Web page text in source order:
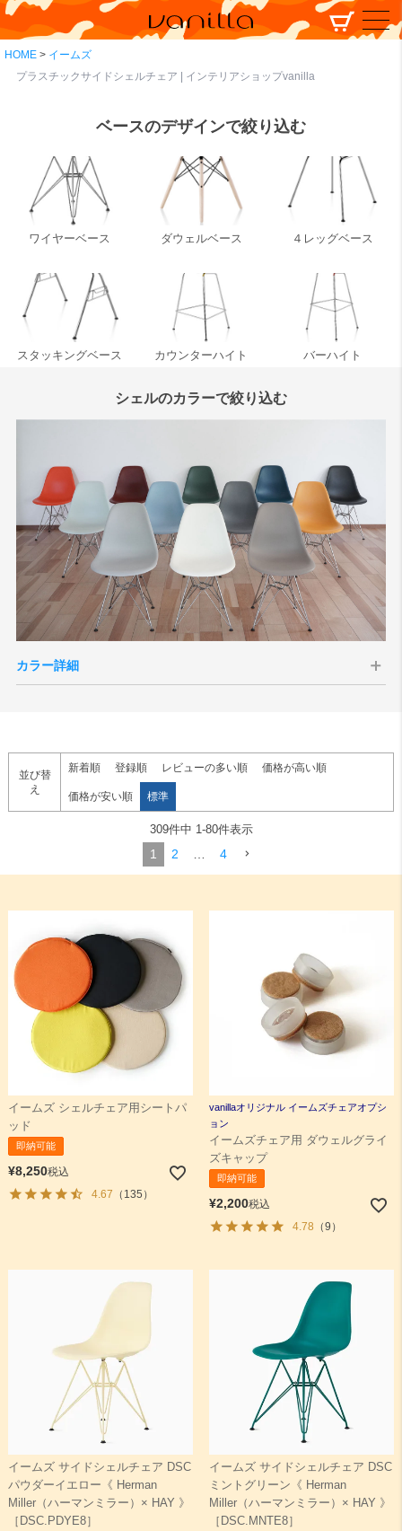
HOME
イームズ
プラスチックサイドシェルチェア | インテリアショップvanilla
ベースのデザインで絞り込む
ワイヤーベース ダウェルベース ４レッグベース
スタッキングベース カウンターハイト バーハイト
シェルのカラーで絞り込む
カラー詳細
ブラック レッド
グレーグリーン ライトグレー
ディープイエロー
ペールブルー ブルーグリーン エヴァーグリーン
並び替
え
新着順 登録順 レビューの多い順 価格が高い順
価格が安い順 標準
309件中 1-80件表示
1 2 … 4
イームズ シェルチェア用シートパ
ッド
即納可能
¥8,250税込
4.67 （135）
vanillaオリジナル イームズチェアオプシ
ョン
イームズチェア用 ダウェルグライ
ズキャップ
即納可能
¥2,200税込
4.78 （9）
イームズ サイドシェルチェア DSC
パウダーイエロー《 Herman
Miller（ハーマンミラー）× HAY 》
［DSC.PDYE8］
イームズ サイドシェルチェア DSC
ミントグリーン《 Herman
Miller（ハーマンミラー）× HAY 》
［DSC.MNTE8］